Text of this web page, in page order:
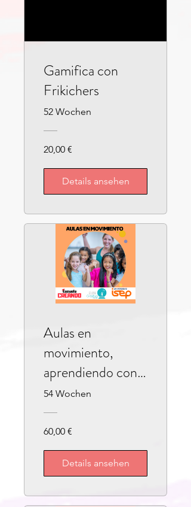
Gamifica con
Frikichers
52 Wochen
20,00 €
Details ansehen
Aulas en
movimiento,
aprendiendo con
el cuerpo
54 Wochen
60,00 €
Details ansehen